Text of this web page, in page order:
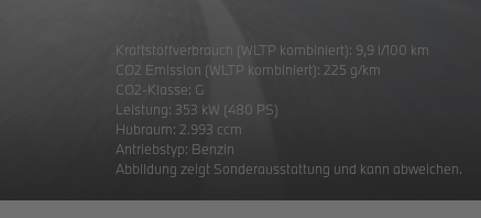
Kraftstoffverbrauch (WLTP kombiniert): 9,9 l/100 km
CO2 Emission (WLTP kombiniert): 225 g/km
CO2-Klasse: G
Leistung: 353 kW (480 PS)
Hubraum: 2.993 ccm
Antriebstyp: Benzin
Abbildung zeigt Sonderausstattung und kann abweichen.